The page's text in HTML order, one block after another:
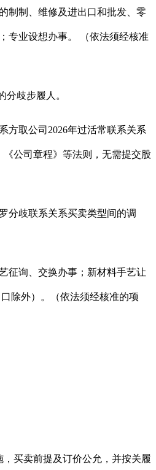
制制、维修及进出口和批发、零
专业设想办事。 （依法须经核准
歧步履人。
取公司2026年过活常联系关系
公司章程》等法则，无需提交股
分歧联系关系买卖类型间的调
征询、交换办事；新材料手艺让
除外）。（依法须经核准的项
买卖前提及订价公允，并按关履